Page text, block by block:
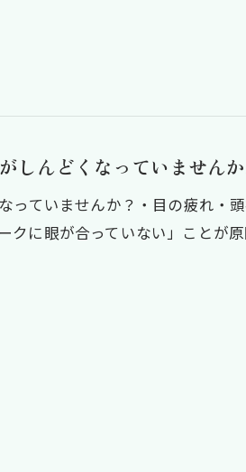
しんどくなっていません
っていませんか？・目の疲れ・
クに眼が合っていない」ことが